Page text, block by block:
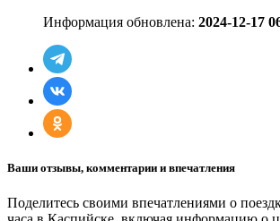
Информация обновлена: 2024-12-17
Ваши отзывы, комментарии и впечатления
Поделитесь своими впечатлениями о